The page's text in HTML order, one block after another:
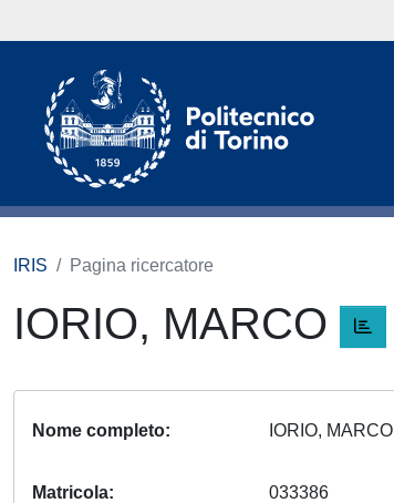
IRIS Pagina ricercatore
IORIO, MARCO
Nome completo IORIO, MARCO
Matricola 033386